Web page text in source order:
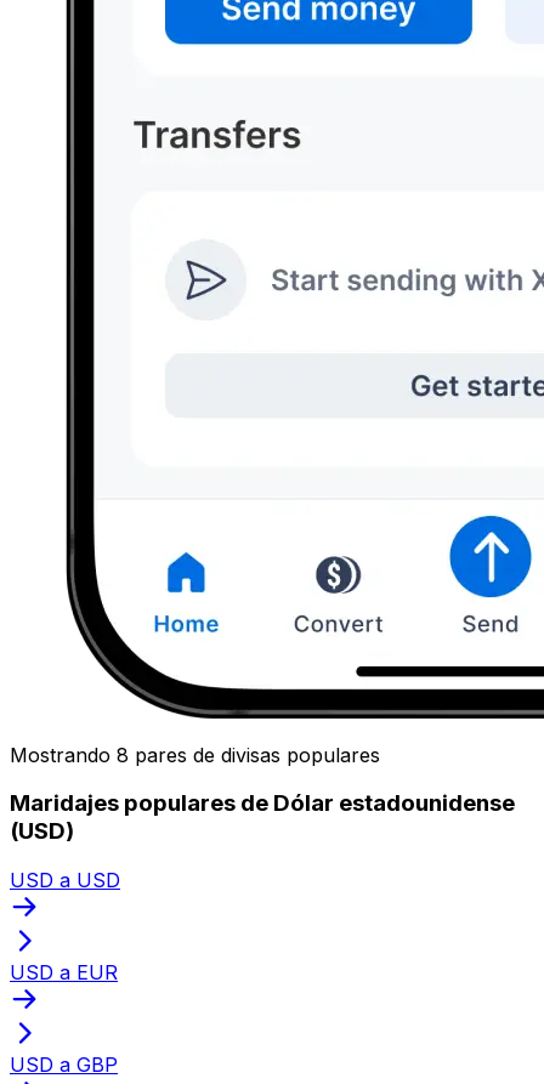
Mostrando 8 pares de divisas populares
Maridajes populares de Dólar estadounidense
(USD)
USD a USD
USD a EUR
USD a GBP